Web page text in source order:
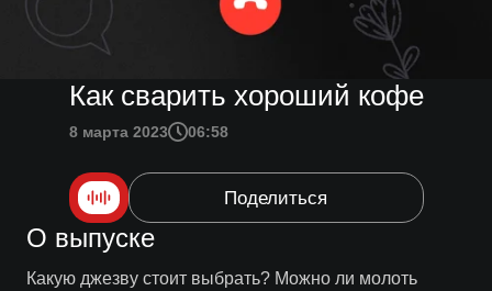
Как сварить хороший кофе
8 марта 2023 06:58
Поделиться
О выпуске
Какую джезву стоит выбрать? Можно ли молоть